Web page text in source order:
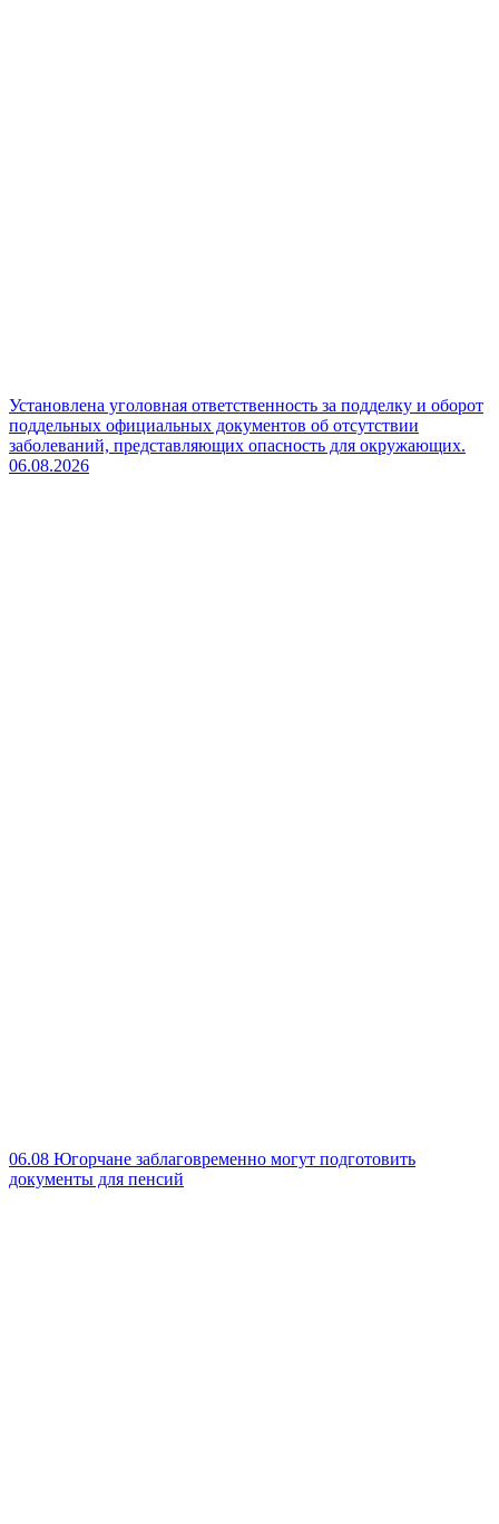
Установлена уголовная ответственность за подделку и оборот
поддельных официальных документов об отсутствии
заболеваний, представляющих опасность для окружающих.
06.08.2026
06.08 Югорчане заблаговременно могут подготовить
документы для пенсий